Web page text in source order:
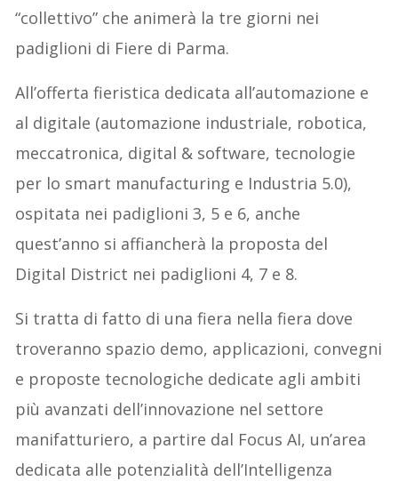
“collettivo” che animerà la tre giorni nei
padiglioni di Fiere di Parma.
All’offerta fieristica dedicata all’automazione e
al digitale (automazione industriale, robotica,
meccatronica, digital & software, tecnologie
per lo smart manufacturing e Industria 5.0),
ospitata nei padiglioni 3, 5 e 6, anche
quest’anno si affiancherà la proposta del
Digital District nei padiglioni 4, 7 e 8.
Si tratta di fatto di una fiera nella fiera dove
troveranno spazio demo, applicazioni, convegni
e proposte tecnologiche dedicate agli ambiti
più avanzati dell’innovazione nel settore
manifatturiero, a partire dal Focus AI, un’area
dedicata alle potenzialità dell’Intelligenza